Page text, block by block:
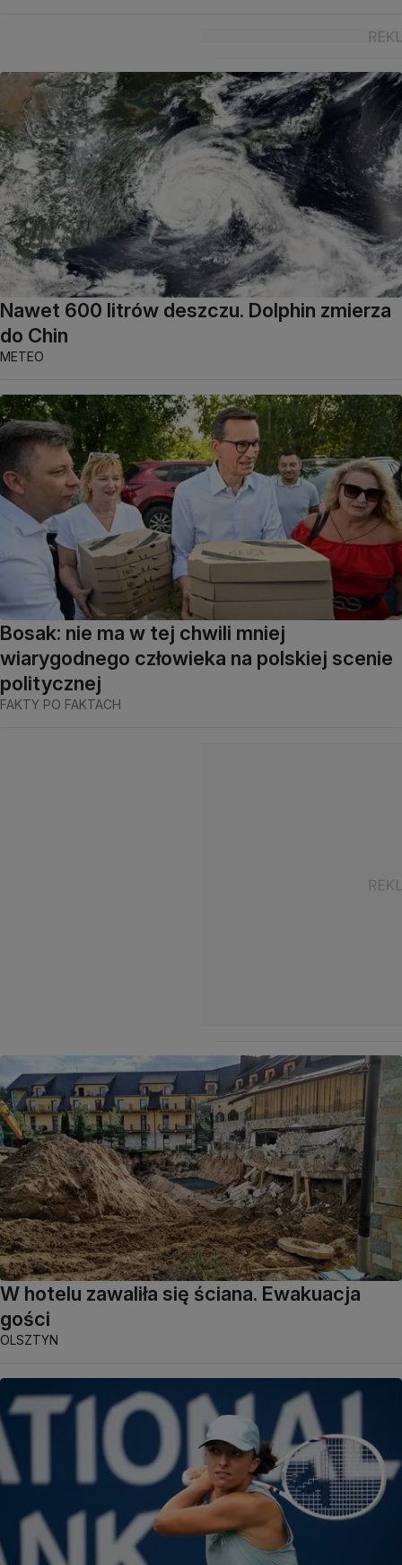
Nawet 600 litrów deszczu. Dolphin zmierza
do Chin
METEO
Bosak: nie ma w tej chwili mniej
wiarygodnego człowieka na polskiej scenie
politycznej
FAKTY PO FAKTACH
W hotelu zawaliła się ściana. Ewakuacja
gości
OLSZTYN